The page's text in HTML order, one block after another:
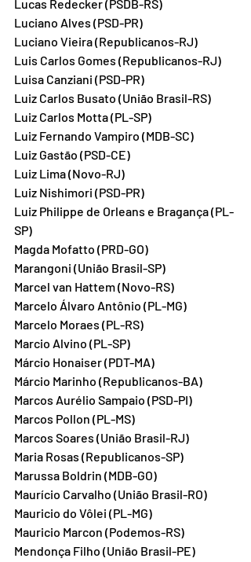
Lucas Redecker (PSDB-RS)
Luciano Alves (PSD-PR)
Luciano Vieira (Republicanos-RJ)
Luis Carlos Gomes (Republicanos-RJ)
Luisa Canziani (PSD-PR)
Luiz Carlos Busato (União Brasil-RS)
Luiz Carlos Motta (PL-SP)
Luiz Fernando Vampiro (MDB-SC)
Luiz Gastão (PSD-CE)
Luiz Lima (Novo-RJ)
Luiz Nishimori (PSD-PR)
Luiz Philippe de Orleans e Bragança (PL-
SP)
Magda Mofatto (PRD-GO)
Marangoni (União Brasil-SP)
Marcel van Hattem (Novo-RS)
Marcelo Álvaro Antônio (PL-MG)
Marcelo Moraes (PL-RS)
Marcio Alvino (PL-SP)
Márcio Honaiser (PDT-MA)
Márcio Marinho (Republicanos-BA)
Marcos Aurélio Sampaio (PSD-PI)
Marcos Pollon (PL-MS)
Marcos Soares (União Brasil-RJ)
Maria Rosas (Republicanos-SP)
Marussa Boldrin (MDB-GO)
Maurício Carvalho (União Brasil-RO)
Mauricio do Vôlei (PL-MG)
Mauricio Marcon (Podemos-RS)
Mendonça Filho (União Brasil-PE)